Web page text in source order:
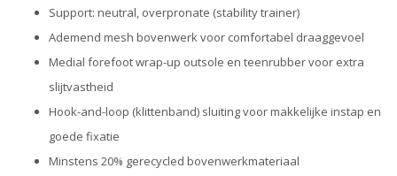
Support: neutral, overpronate (stability trainer)
Ademend mesh bovenwerk voor comfortabel draaggevoel
Medial forefoot wrap-up outsole en teenrubber voor extra
slijtvastheid
Hook-and-loop (klittenband) sluiting voor makkelijke instap en
goede fixatie
Minstens 20% gerecycled bovenwerkmateriaal